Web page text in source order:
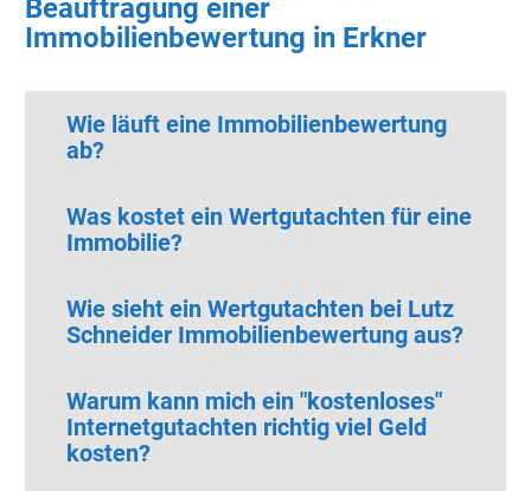
Beauftragung einer
Immobilienbewertung in Erkner
Wie läuft eine Immobilienbewertung
ab?
Was kostet ein Wertgutachten für eine
Immobilie?
Wie sieht ein Wertgutachten bei Lutz
Schneider Immobilienbewertung aus?
Warum kann mich ein "kostenloses"
Internetgutachten richtig viel Geld
kosten?